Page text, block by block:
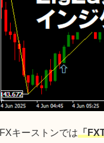
FXキーストンでは「